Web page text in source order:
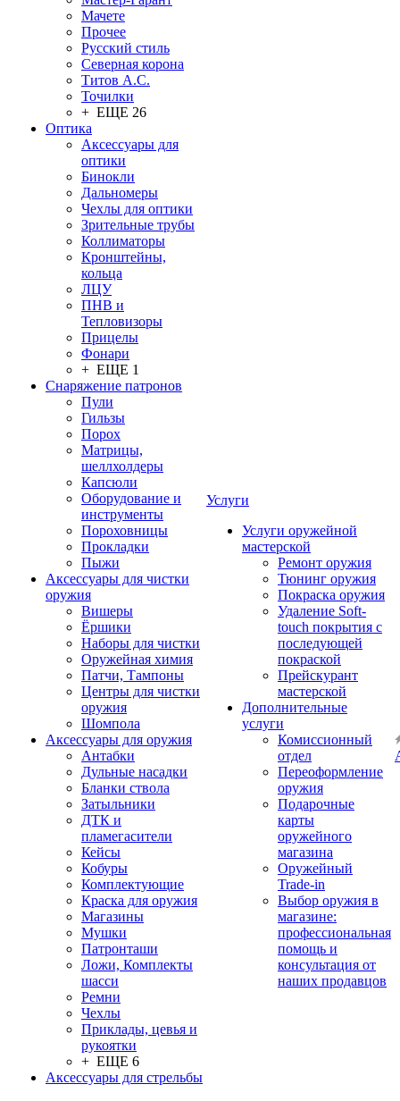
Мачете
Прочее
Русский стиль
Северная корона
Титов А.С.
Точилки
+ ЕЩЕ 26
Оптика
Аксессуары для
оптики
Бинокли
Дальномеры
Чехлы для оптики
Зрительные трубы
Коллиматоры
Кронштейны,
кольца
ЛЦУ
ПНВ и
Тепловизоры
Прицелы
Фонари
+ ЕЩЕ 1
Снаряжение патронов
Пули
Гильзы
Порох
Матрицы,
шеллхолдеры
Капсюли
Оборудование и
инструменты
Пороховницы
Прокладки
Пыжи
Аксессуары для чистки
оружия
Вишеры
Ёршики
Наборы для чистки
Оружейная химия
Патчи, Тампоны
Центры для чистки
оружия
Шомпола
Аксессуары для оружия
Антабки
Дульные насадки
Бланки ствола
Затыльники
ДТК и
пламегасители
Кейсы
Кобуры
Комплектующие
Краска для оружия
Магазины
Мушки
Патронташи
Ложи, Комплекты
шасси
Ремни
Чехлы
Приклады, цевья и
рукоятки
+ ЕЩЕ 6
Аксессуары для стрельбы
Услуги
Услуги оружейной
мастерской
Ремонт оружия
Тюнинг оружия
Покраска оружия
Удаление Soft-
touch покрытия с
последующей
покраской
Прейскурант
мастерской
Дополнительные
услуги
Комиссионный
отдел
Переоформление
оружия
Подарочные
карты
оружейного
магазина
Оружейный
Trade-in
Выбор оружия в
магазине:
профессиональная
помощь и
консультация от
наших продавцов